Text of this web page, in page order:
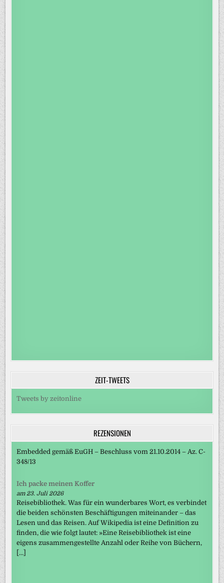
ZEIT-TWEETS
Tweets by zeitonline
REZENSIONEN
Embedded gemäß EuGH – Beschluss vom 21.10.2014 – Az. C-
348/13
Ich packe meinen Koffer
am 23. Juli 2026
Reisebibliothek. Was für ein wunderbares Wort, es verbindet
die beiden schönsten Beschäftigungen miteinander – das
Lesen und das Reisen. Auf Wikipedia ist eine Definition zu
finden, die wie folgt lautet: »Eine Reisebibliothek ist eine
eigens zusammengestellte Anzahl oder Reihe von Büchern,
[…]